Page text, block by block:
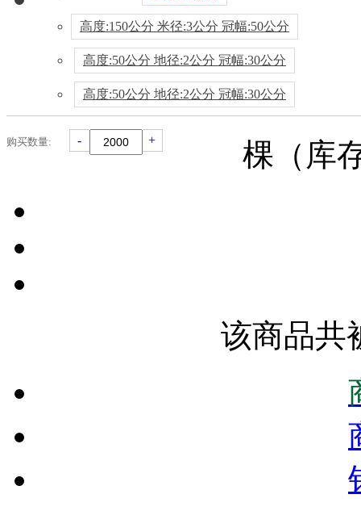
高度:150公分 米径:3公分 冠幅:50公分
高度:50公分 地径:2公分 冠幅:30公分
高度:50公分 地径:2公分 冠幅:30公分
购买数量: - + 棵（库
该商品共